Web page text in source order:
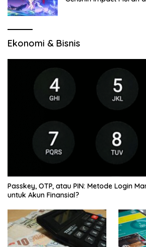
Ekonomi & Bisnis
Passkey, OTP, atau PIN: Metode Login
untuk Akun Finansial?